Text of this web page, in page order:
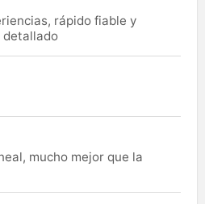
rápido fiable y
detallado
mucho mejor que la